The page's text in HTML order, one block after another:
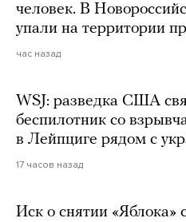
человек. В
упали на территории
час назад
WSJ: разведка США
беспилотник со
в Лейпциге рядом с
17 часов назад
Иск о снятии «Яблока»